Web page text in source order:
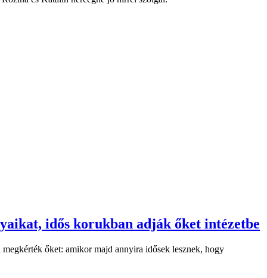
idős korukban adják őket intézetbe
őket: amikor majd annyira idősek lesznek, hogy